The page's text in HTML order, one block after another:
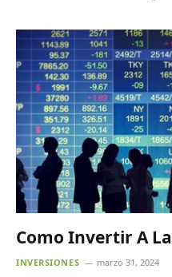
Como Invertir A
INVERSIONES marzo 31, 2024